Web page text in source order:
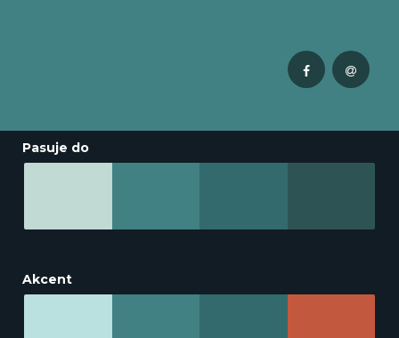
Pasuje do
Akcent